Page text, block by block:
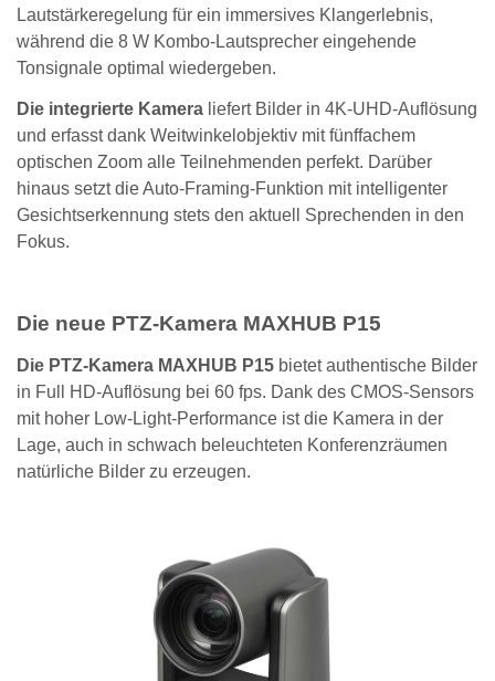
Lautstärkeregelung für ein immersives Klangerlebnis,
während die 8 W Kombo-Lautsprecher eingehende
Tonsignale optimal wiedergeben.
Die integrierte Kamera liefert Bilder in 4K-UHD-Auflösung
und erfasst dank Weitwinkelobjektiv mit fünffachem
optischen Zoom alle Teilnehmenden perfekt. Darüber
hinaus setzt die Auto-Framing-Funktion mit intelligenter
Gesichtserkennung stets den aktuell Sprechenden in den
Fokus.
Die neue PTZ-Kamera MAXHUB P15
Die PTZ-Kamera MAXHUB P15 bietet authentische Bilder
in Full HD-Auflösung bei 60 fps. Dank des CMOS-Sensors
mit hoher Low-Light-Performance ist die Kamera in der
Lage, auch in schwach beleuchteten Konferenzräumen
natürliche Bilder zu erzeugen.